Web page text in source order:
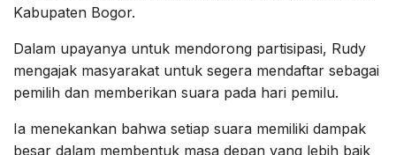
Kabupaten Bogor.
Dalam upayanya untuk mendorong partisipasi, Rudy
mengajak masyarakat untuk segera mendaftar sebagai
pemilih dan memberikan suara pada hari pemilu.
Ia menekankan bahwa setiap suara memiliki dampak
besar dalam membentuk masa depan yang lebih baik